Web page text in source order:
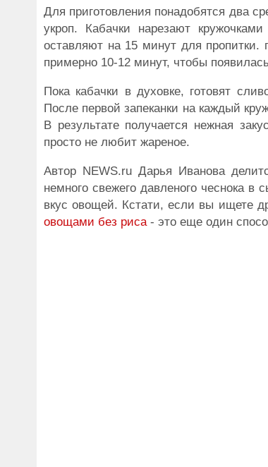
Для приготовления понадобятся два
укроп. Кабачки нарезают
оставляют на 15 минут для пропитки.
примерно 10-12 минут, чтобы
Пока кабачки в духовке, готовят
После первой запеканки на каждый
В результате получается нежная
просто не любит жареное.
Автор NEWS.ru Дарья Иванова
немного свежего давленого чеснока
вкус овощей. Кстати, если вы ищете
овощами без риса- это еще один